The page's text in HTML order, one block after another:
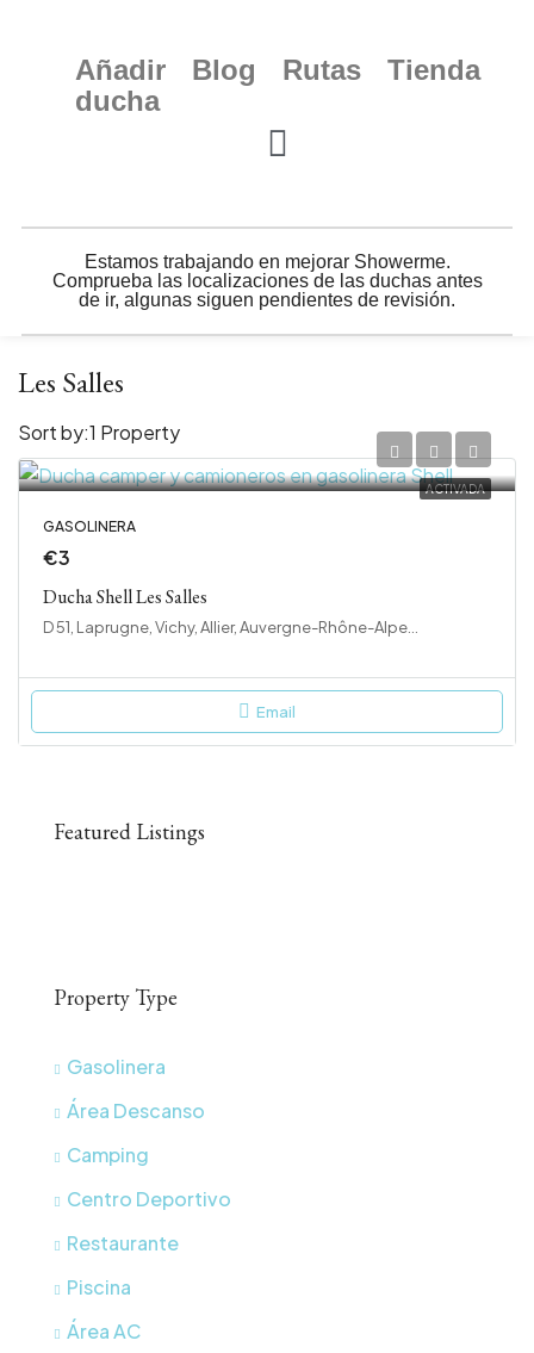
Añadir
ducha
Blog Rutas Tienda
Estamos trabajando en mejorar Showerme.
Comprueba las localizaciones de las duchas antes
de ir, algunas siguen pendientes de revisión.
Les Salles
1 Property
Sort by:
ACTIVADA
GASOLINERA
€3
Ducha Shell Les Salles
D 51, Laprugne, Vichy, Allier, Auvergne-Rhône-Alpes, France métropolitaine, 03250, France
Email
Featured Listings
Property Type
Gasolinera
Área Descanso
Camping
Centro Deportivo
Restaurante
Piscina
Área AC